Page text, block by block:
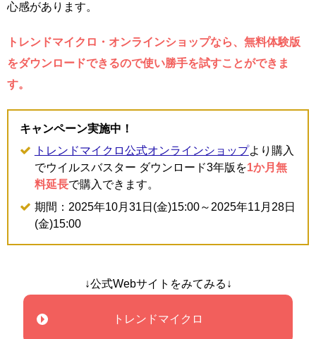
心感があります。
トレンドマイクロ・オンラインショップなら、無料体験版
をダウンロードできるので使い勝手を試すことができま
す。
キャンペーン実施中！
トレンドマイクロ公式オンラインショップより購入
でウイルスバスター ダウンロード3年版を1か月無
料延長で購入できます。
期間：2025年10月31日(金)15:00～2025年11月28日
(金)15:00
↓公式Webサイトをみてみる↓
トレンドマイクロ